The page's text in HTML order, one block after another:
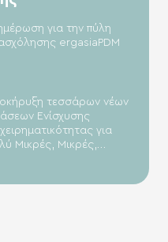
για την πύλη
ergasiaPDM
τεσσάρων νέων
Ενίσχυσης
για
Μικρές, Μικρές,
2021-2027